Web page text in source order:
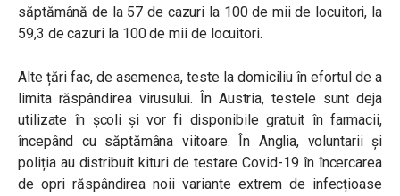
săptămână de la 57 de cazuri la 100 de mii de locuitori, la
59,3 de cazuri la 100 de mii de locuitori.
Alte țări fac, de asemenea, teste la domiciliu în efortul de a
limita răspândirea virusului. În Austria, testele sunt deja
utilizate în școli și vor fi disponibile gratuit în farmacii,
începând cu săptămâna viitoare. În Anglia, voluntarii și
poliția au distribuit kituri de testare Covid-19 în încercarea
de opri răspândirea noii variante extrem de infecțioase